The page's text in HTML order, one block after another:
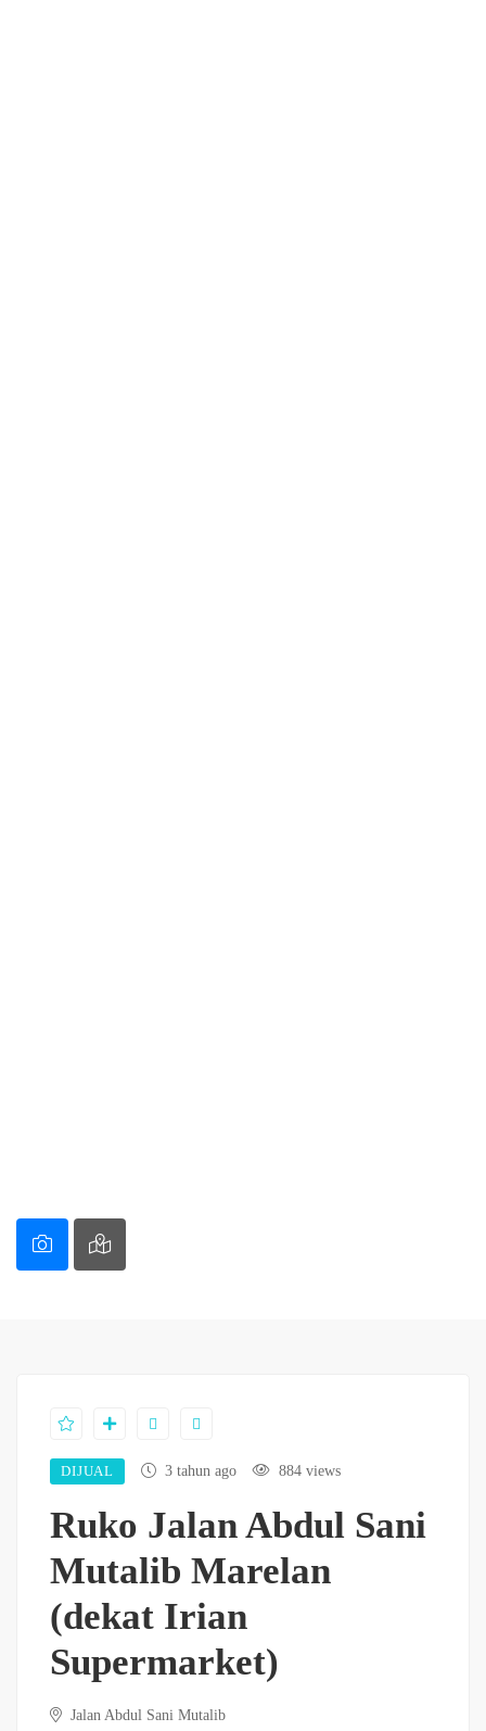
DIJUAL 3 tahun ago 884 views
Ruko Jalan Abdul Sani
Mutalib Marelan
(dekat Irian
Supermarket)
Jalan Abdul Sani Mutalib